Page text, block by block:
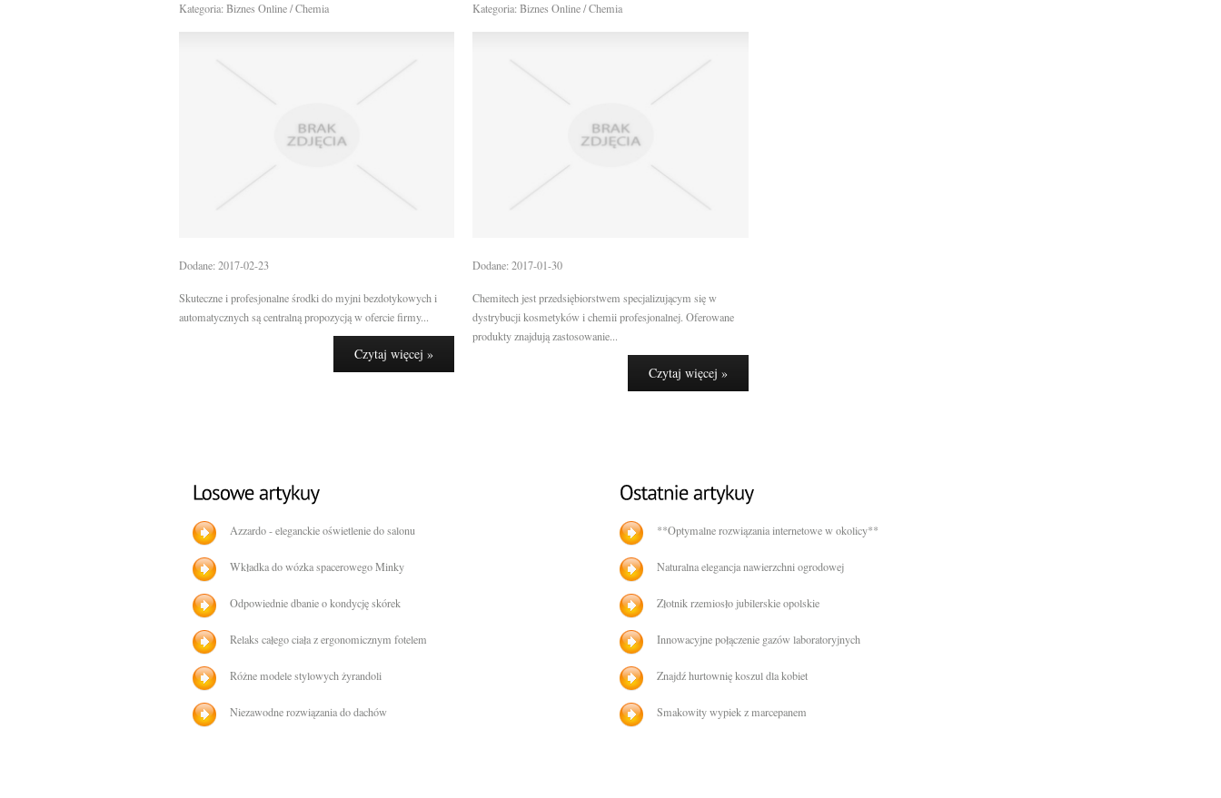
Kategoria: Biznes Online / Chemia
Dodane: 2017-02-23
Skuteczne i profesjonalne środki do myjni bezdotykowych i
automatycznych są centralną propozycją w ofercie firmy...
Czytaj więcej »
Kategoria: Biznes Online / Chemia
Dodane: 2017-01-30
Chemitech jest przedsiębiorstwem specjalizującym się w
dystrybucji kosmetyków i chemii profesjonalnej. Oferowane
produkty znajdują zastosowanie...
Czytaj więcej »
Azzardo - eleganckie oświetlenie do salonu
Wkładka do wózka spacerowego Minky
Odpowiednie dbanie o kondycję skórek
Relaks całego ciała z ergonomicznym fotelem
Różne modele stylowych żyrandoli
Niezawodne rozwiązania do dachów
**Optymalne rozwiązania internetowe w okolicy**
Naturalna elegancja nawierzchni ogrodowej
Złotnik rzemiosło jubilerskie opolskie
Innowacyjne połączenie gazów laboratoryjnych
Znajdź hurtownię koszul dla kobiet
Smakowity wypiek z marcepanem